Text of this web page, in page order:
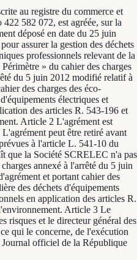
au registre du commerce et
422 582 072, est agréée, sur la
déposé en date du 25 juin
assurer la gestion des déchets
professionnels relevant de la
» du cahier des charges
du 5 juin 2012 modifié relatif à
des charges des éco-
électriques et
des articles R. 543-196 et
Article 2 L'agrément est
peut être retiré avant
à l'article L. 541-10 du
que la Société SCRELEC n'a pas
annexé à l'arrêté du 5 juin
et portant cahier des
des déchets d'équipements
en application des articles R.
Article 3 Le
risques et le directeur général des
qui le concerne, de l'exécution
officiel de la République